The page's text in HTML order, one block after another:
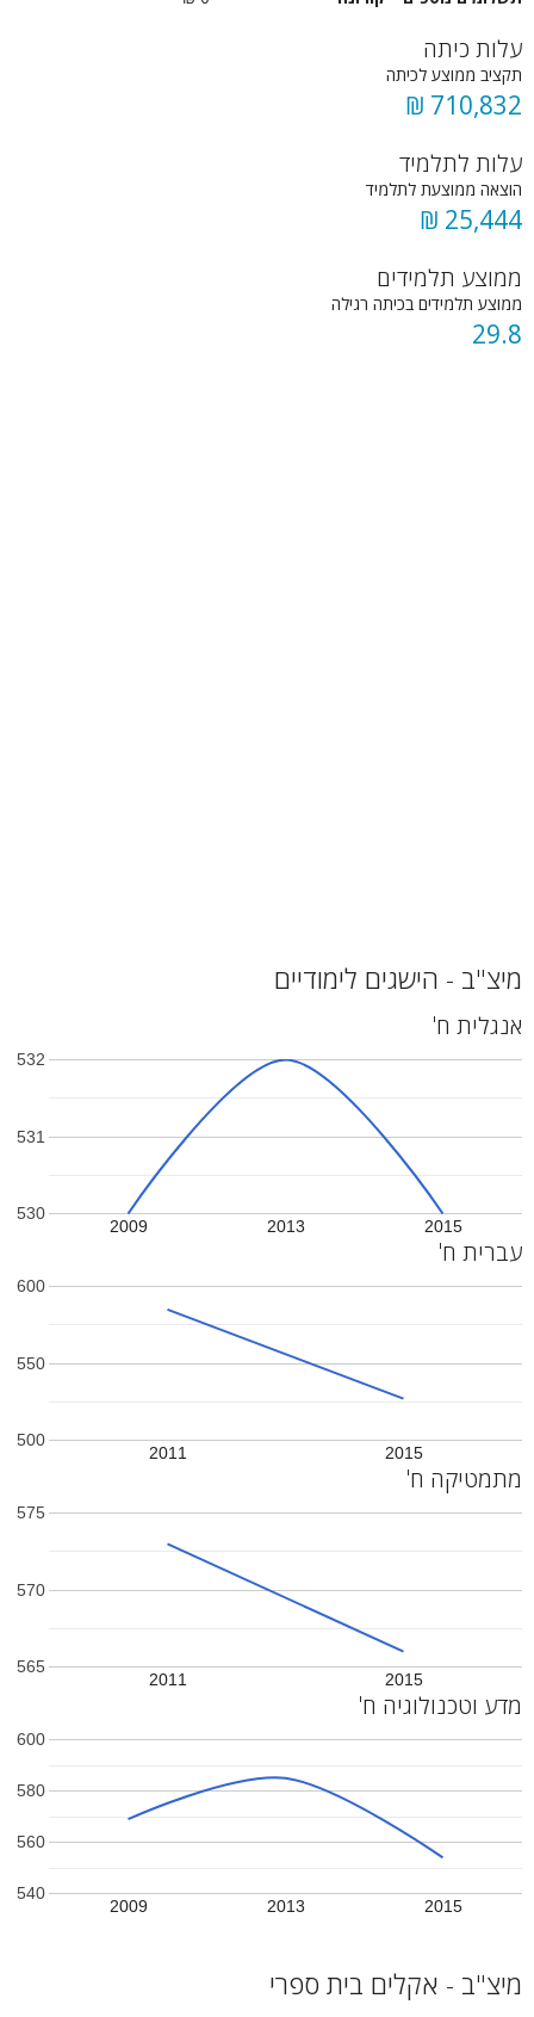
עלות כיתה
תקציב ממוצע לכיתה
710,832 ₪
עלות לתלמיד
הוצאה ממוצעת לתלמיד
25,444 ₪
ממוצע תלמידים
ממוצע תלמידים בכיתה רגילה
29.8
מיצ"ב - הישגים לימודיים
אנגלית ח'
2009 2013 2015
530
531
532
עברית ח'
2011 2015
500
550
600
מתמטיקה ח'
2011 2015
565
570
575
מדע וטכנולוגיה ח'
2009 2013 2015
540
560
580
600
מיצ"ב - אקלים בית ספרי